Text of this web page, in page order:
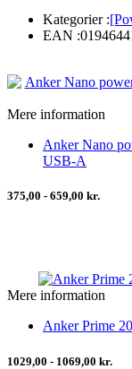
Kategorier :
EAN :
Mere information
Anker Nano
USB-A
375,00 - 659,00 kr.
Mere information
Anker Prime
1029,00 - 1069,00 kr.